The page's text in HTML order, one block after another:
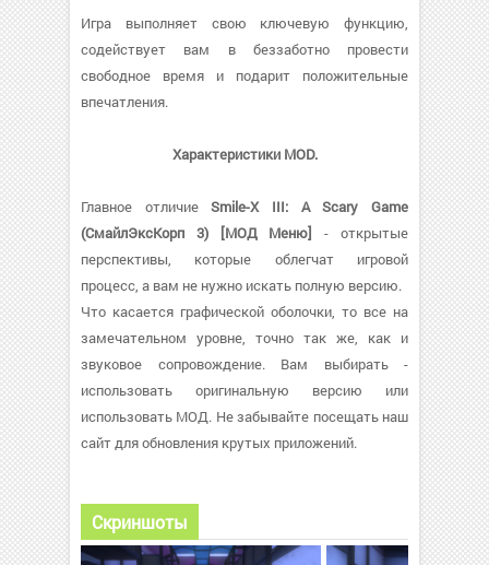
Игра выполняет свою ключевую функцию,
содействует вам в беззаботно провести
свободное время и подарит положительные
впечатления.
Характеристики MOD.
Главное отличиеSmile-X III: A Scary Game
(СмайлЭксКорп 3) [МОД Меню] - открытые
перспективы, которые облегчат игровой
процесс, а вам не нужно искать полную версию.
Что касается графической оболочки, то все на
замечательном уровне, точно так же, как и
звуковое сопровождение. Вам выбирать -
использовать оригинальную версию или
использовать МОД. Не забывайте посещать наш
сайт для обновления крутых приложений.
Скриншоты